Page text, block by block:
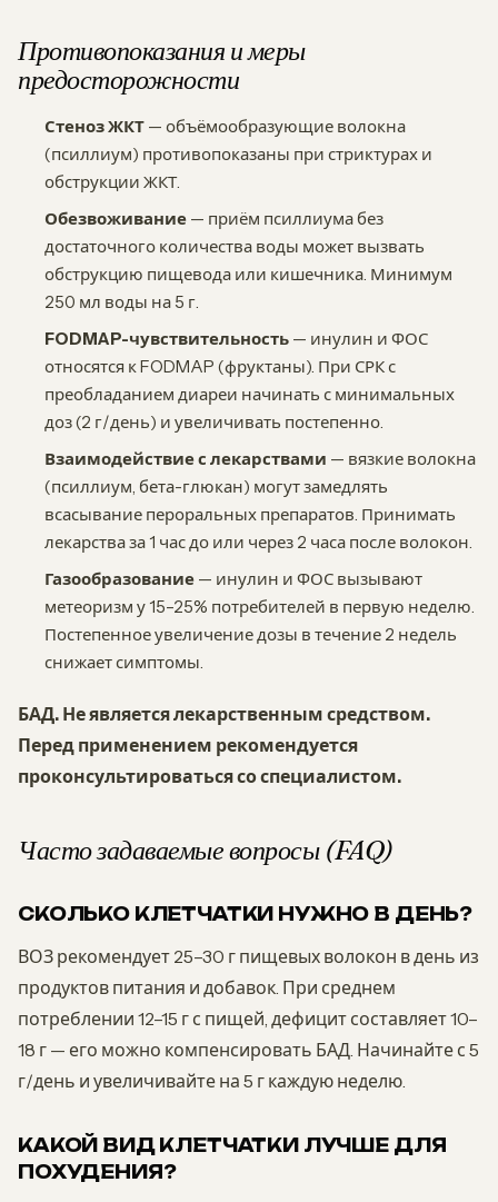
Противопоказания и меры
предосторожности
Стеноз ЖКТ — объёмообразующие волокна
(псиллиум) противопоказаны при стриктурах и
обструкции ЖКТ.
Обезвоживание — приём псиллиума без
достаточного количества воды может вызвать
обструкцию пищевода или кишечника. Минимум
250 мл воды на 5 г.
FODMAP-чувствительность — инулин и ФОС
относятся к FODMAP (фруктаны). При СРК с
преобладанием диареи начинать с минимальных
доз (2 г/день) и увеличивать постепенно.
Взаимодействие с лекарствами — вязкие волокна
(псиллиум, бета-глюкан) могут замедлять
всасывание пероральных препаратов. Принимать
лекарства за 1 час до или через 2 часа после волокон.
Газообразование — инулин и ФОС вызывают
метеоризм у 15–25% потребителей в первую неделю.
Постепенное увеличение дозы в течение 2 недель
снижает симптомы.
БАД. Не является лекарственным средством.
Перед применением рекомендуется
проконсультироваться со специалистом.
Часто задаваемые вопросы (FAQ)
СКОЛЬКО КЛЕТЧАТКИ НУЖНО В ДЕНЬ?
ВОЗ рекомендует 25–30 г пищевых волокон в день из
продуктов питания и добавок. При среднем
потреблении 12–15 г с пищей, дефицит составляет 10–
18 г — его можно компенсировать БАД. Начинайте с 5
г/день и увеличивайте на 5 г каждую неделю.
КАКОЙ ВИД КЛЕТЧАТКИ ЛУЧШЕ ДЛЯ
ПОХУДЕНИЯ?